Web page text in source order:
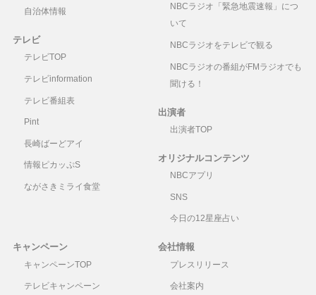
自治体情報
テレビ
テレビTOP
テレビinformation
テレビ番組表
Pint
長崎ばーどアイ
情報ピカッぷS
ながさきミライ食堂
NBCラジオ「緊急地震速報」につ
いて
NBCラジオをテレビで観る
NBCラジオの番組がFMラジオでも
聞ける！
出演者
出演者TOP
オリジナルコンテンツ
NBCアプリ
SNS
今日の12星座占い
キャンペーン
キャンペーンTOP
テレビキャンペーン
会社情報
プレスリリース
会社案内